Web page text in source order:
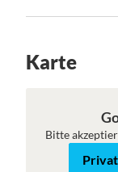
Karte
Bitte